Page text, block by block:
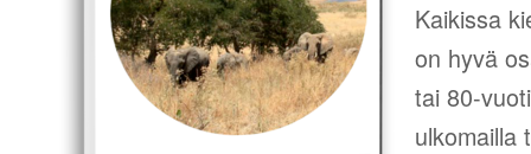
Kaikissa
on hyvä
tai 80-
ulkomailla